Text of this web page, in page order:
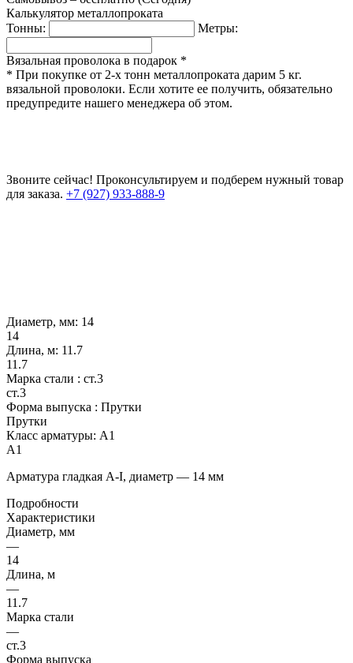
Калькулятор металлопроката
Тонны:
Метры:
Вязальная проволока в подарок *
* При покупке от 2-х тонн металлопроката дарим 5 кг.
вязальной проволоки. Если хотите ее получить, обязательно
предупредите нашего менеджера об этом.
Звоните сейчас! Проконсультируем и подберем нужный товар
для заказа. +7 (927) 933-888-9
Диаметр, мм: 14
14
Длина, м: 11.7
11.7
Марка стали : ст.3
ст.3
Форма выпуска : Прутки
Прутки
Класс арматуры: А1
А1
Арматура гладкая А-I, диаметр — 14 мм
Подробности
Характеристики
Диаметр, мм
—
14
Длина, м
—
11.7
Марка стали
—
ст.3
Форма выпуска